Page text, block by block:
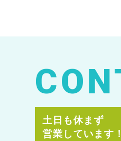
土日も休まず
営業しています！